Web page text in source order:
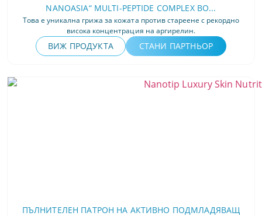
NANOASIA“ MULTI-PEPTIDE COMPLEX BO...
Това е уникална грижа за кожата против стареене с рекордно
висока концентрация на аргирелин.
ВИЖ ПРОДУКТА СТАНИ ПАРТНЬОР
ПЪЛНИТЕЛЕН ПАТРОН НА АКТИВНО ПОДМЛАДЯВАЩ